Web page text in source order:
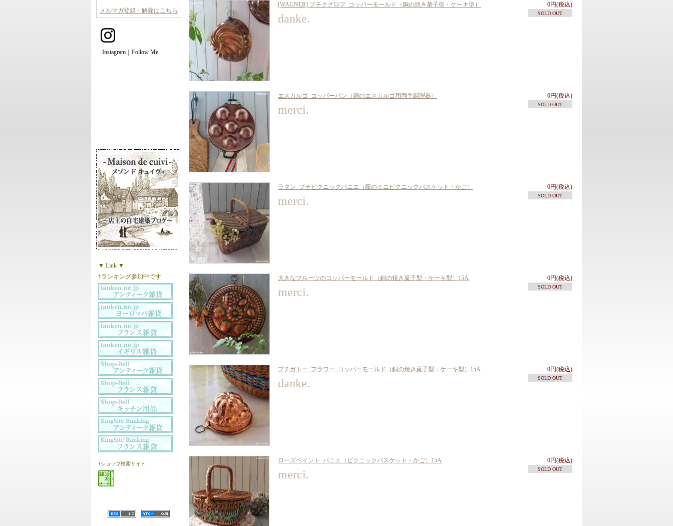
メルマガ登録・解除はこちら
Instagram｜Follow Me
▼ Link ▼
†ランキング参加中です
†ショップ検索サイト
0円(税込)
SOLD OUT
[WAGNER] プチクグロフ_コッパーモールド（銅の焼き菓子型・ケーキ型）
danke.
0円(税込)
SOLD OUT
エスカルゴ_コッパーパン（銅のエスカルゴ用両手調理器）
merci.
0円(税込)
SOLD OUT
ラタン_プチピクニックパニエ（藤のミニピクニックバスケット・かご）
merci.
0円(税込)
SOLD OUT
大きなフルーツのコッパーモールド（銅の焼き菓子型・ケーキ型）15A
merci.
0円(税込)
SOLD OUT
プチガトー_フラワー_コッパーモールド（銅の焼き菓子型・ケーキ型）15A
danke.
0円(税込)
SOLD OUT
ローズペイント_パニエ（ピクニックバスケット・かご）15A
merci.